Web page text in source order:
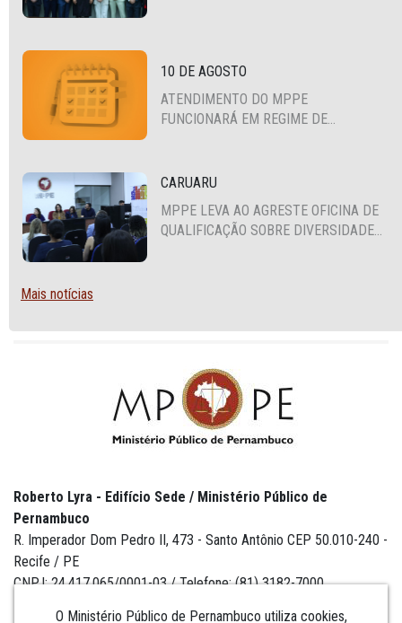
10 DE AGOSTO
ATENDIMENTO DO MPPE
FUNCIONARÁ EM REGIME DE
CARUARU
MPPE LEVA AO AGRESTE OFICINA DE
QUALIFICAÇÃO SOBRE DIVERSIDADE
Mais notícias
O Ministério Público de Pernambuco utiliza cookies,
Roberto Lyra - Edifício Sede / Ministério Público de
Pernambuco
R. Imperador Dom Pedro II, 473 - Santo Antônio CEP 50.010-240 -
Recife / PE
CNPJ: 24.417.065/0001-03 / Telefone: (81) 3182-7000